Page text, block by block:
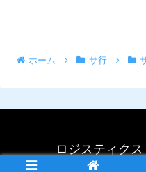
ホーム サ行
ロジスティク
©行政書士法人